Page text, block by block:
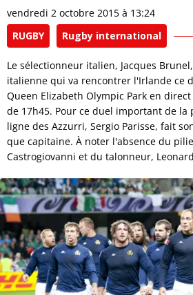
vendredi 2 octobre 2015 à 13:24
RUGBY
Rugby international
Le sélectionneur italien, Jacques
italienne qui va rencontrer l'Irlande ce
Queen Elizabeth Olympic Park en
de 17h45. Pour ce duel important de la
ligne des Azzurri, Sergio Parisse, fait
que capitaine. À noter l'absence du
Castrogiovanni et du talonneur,